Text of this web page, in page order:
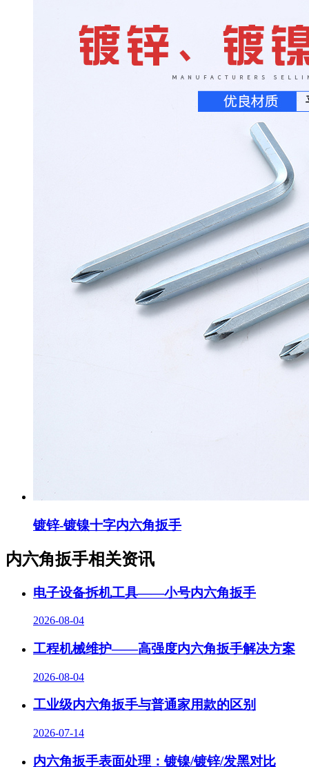
镀锌-镀镍十字内六角扳手
内六角扳手相关资讯
电子设备拆机工具——小号内六角扳手
2026-08-04
工程机械维护——高强度内六角扳手解决方案
2026-08-04
工业级内六角扳手与普通家用款的区别
2026-07-14
内六角扳手表面处理：镀镍/镀锌/发黑对比